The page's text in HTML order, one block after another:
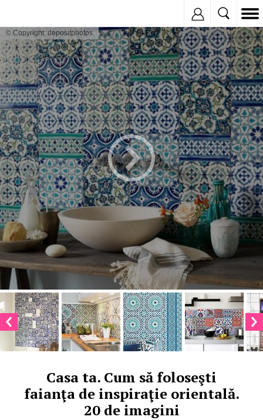
© Copyright: depositphotos
Casa ta. Cum să foloseşti
faianţa de inspiraţie orientală.
20 de imagini